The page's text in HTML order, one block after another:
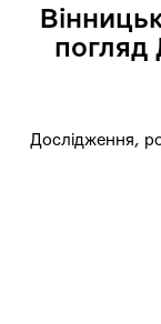
погляд
Дослідження,